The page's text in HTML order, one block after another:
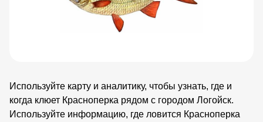
Используйте карту и аналитику, чтобы узнать, где и
когда клюет Красноперка рядом с городом Логойск.
Используйте информацию, где ловится Красноперка